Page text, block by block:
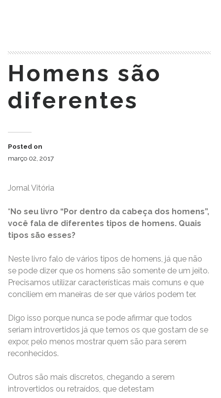
Homens são
diferentes
Posted on
março 02, 2017
Jornal Vitória
*No seu livro “Por dentro da cabeça dos homens”,
você fala de diferentes tipos de homens. Quais
tipos são esses?
Neste livro falo de vários tipos de homens, já que não
se pode dizer que os homens são somente de um jeito.
Precisamos utilizar características mais comuns e que
conciliem em maneiras de ser que vários podem ter.
Digo isso porque nunca se pode afirmar que todos
seriam introvertidos já que temos os que gostam de se
expor, pelo menos mostrar quem são para serem
reconhecidos.
Outros são mais discretos, chegando a serem
introvertidos ou retraídos, que detestam